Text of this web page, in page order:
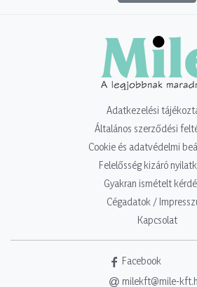
Adatkezelési
Általános szerződési
Cookie és adatvédelmi
Felelősség kizáró
Gyakran ismételt
Cégadatok /
Kapcsolat
Facebook
milekft@mile-